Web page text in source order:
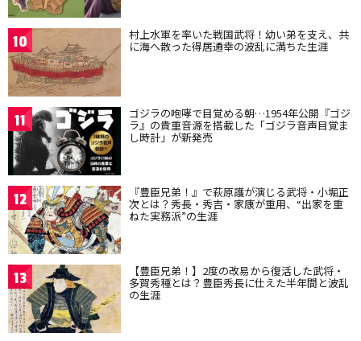
10 村上水軍を率いた戦国武将！幼い弟を支え、共
に海へ散った得居通幸の波乱に満ちた生涯
11 ゴジラの咆哮で目覚める朝…1954年公開『ゴジ
ラ』の貴重音源を搭載した「ゴジラ音声目覚ま
し時計」が新発売
12 『豊臣兄弟！』で萩原護が演じる武将・小堀正
次とは？秀長・秀吉・家康が重用、“出家を重
ねた実務派”の生涯
13 【豊臣兄弟！】2度の改易から復活した武将・
多賀秀種とは？豊臣秀長に仕えた半年間と波乱
の生涯